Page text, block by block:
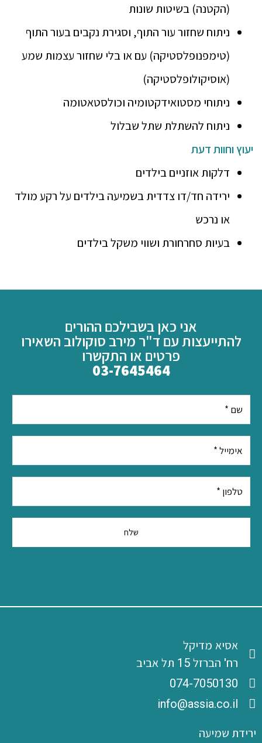
(הקטנה) בשיטות שונות
ניתוח שחזור עור התוף, וסגירת נקבים בעור התוף
(טימפנופלסטיקה) עם או בלי שחזור עצמות שמע
(אוסיקולופלסטיקה)
ניתוחי מסטואידקטומיה וכולסטאטומה
ניתוח להשתלת שתל שבלול
יעוץ וחוות דעת
דלקות אוזניים בילדים
ירידה חד/דו צדדית בשמיעה בילדים על רקע מולד
או נרכש
בעיות סחרחורת ושווי משקל בילדים
אני כאן בשבילכם ההורים
להתייעצות עם ד"ר מירב סוקולוב השאירו
פרטים או התקשרו
03-7645464
אסיא מדיקל
רח' הברזל 15 תל אביב
‭074-7050130
info@assia.co.il
ירידת שמיעה